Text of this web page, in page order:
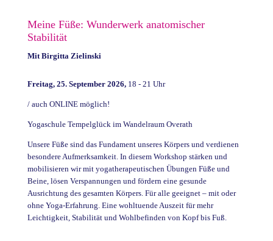
Meine Füße: Wunderwerk anatomischer
Stabilität
MitBirgitta Zielinski
Freitag, 25. September 2026,18 - 21 Uhr
/ auch ONLINE möglich!
Yogaschule Tempelglück im Wandelraum Overath
Unsere Füße sind das Fundament unseres Körpers und verdienen
besondere Aufmerksamkeit. In diesem Workshop stärken und
mobilisieren wir mit yogatherapeutischen Übungen Füße und
Beine, lösen Verspannungen und fördern eine gesunde
Ausrichtung des gesamten Körpers. Für alle geeignet – mit oder
ohne Yoga-Erfahrung. Eine wohltuende Auszeit für mehr
Leichtigkeit, Stabilität und Wohlbefinden von Kopf bis Fuß.